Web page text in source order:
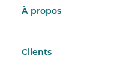
À propos
Clients